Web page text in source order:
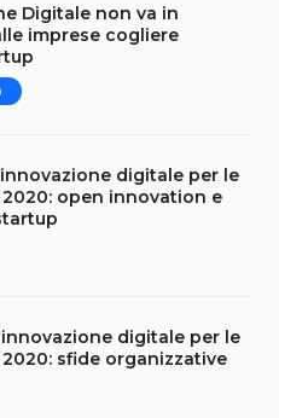
Digitale non va in
imprese cogliere
digitale per le
open innovation e
digitale per le
sfide organizzative